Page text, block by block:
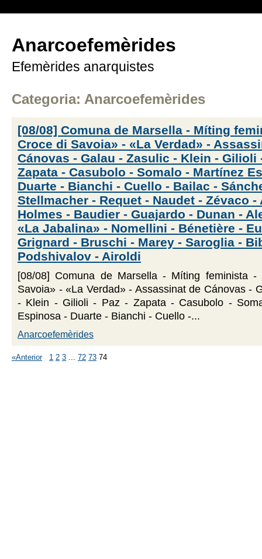
Anarcoefemèrides
Efemèrides anarquistes
Categoria: Anarcoefemèrides
[08/08] Comuna de Marsella - Míting
Croce di Savoia» - «La Verdad» -
Cánovas - Galau - Zasulic - Klein - Gilioli
Zapata - Casubolo - Somalo - Martínez
Duarte - Bianchi - Cuello - Bailac -
Stellmacher - Requet - Naudet - Zévaco -
Holmes - Baudier - Guajardo - Dunan -
«La Jabalina» - Nomellini - Bénetière -
Grignard - Bruschi - Marey - Saroglia -
Podshivalov - Airoldi
[08/08] Comuna de Marsella - Míting feminista
Savoia» - «La Verdad» - Assassinat de Cánovas -
- Klein - Gilioli - Paz - Zapata - Casubolo -
Espinosa - Duarte - Bianchi - Cuello -...
Anarcoefemèrides
«Anterior 1 2 3 72 73 74